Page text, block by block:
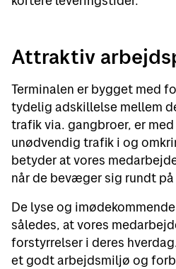
Attraktiv
Terminalen er bygget med
tydelig adskillelse mellem
trafik via. gangbroer, er
unødvendig trafik i og
betyder at vores
når de bevæger sig rundt
De lyse og
således, at vores
forstyrrelser i deres
et godt arbejdsmiljø og